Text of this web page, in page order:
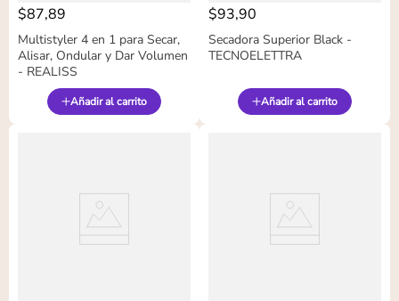
$87,89
Multistyler 4 en 1 para Secar,
Alisar, Ondular y Dar Volumen
- REALISS
Añadir al carrito
$93,90
Secadora Superior Black -
TECNOELETTRA
Añadir al carrito